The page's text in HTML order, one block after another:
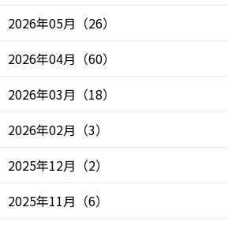
2026年05月 （26）
2026年04月 （60）
2026年03月 （18）
2026年02月 （3）
2025年12月 （2）
2025年11月 （6）